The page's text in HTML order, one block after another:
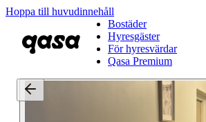
Hoppa till huvudinnehåll
Bostäder
Hyresgäster
För hyresvärdar
Qasa Premium